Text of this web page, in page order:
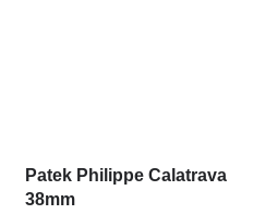
Patek Philippe Calatrava
38mm